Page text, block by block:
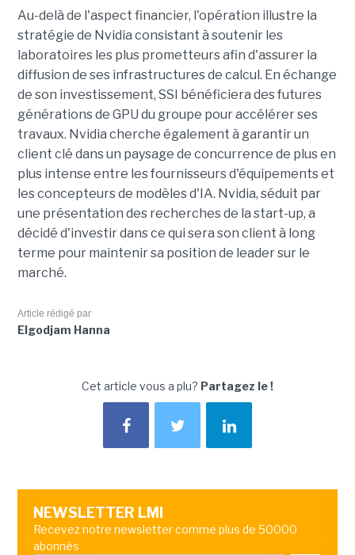
Au-delà de l'aspect financier, l'opération illustre la
stratégie de Nvidia consistant à soutenir les
laboratoires les plus prometteurs afin d'assurer la
diffusion de ses infrastructures de calcul. En échange
de son investissement, SSI bénéficiera des futures
générations de GPU du groupe pour accélérer ses
travaux. Nvidia cherche également à garantir un
client clé dans un paysage de concurrence de plus en
plus intense entre les fournisseurs d'équipements et
les concepteurs de modèles d'IA. Nvidia, séduit par
une présentation des recherches de la start-up, a
décidé d'investir dans ce qui sera son client à long
terme pour maintenir sa position de leader sur le
marché.
Article rédigé par
Elgodjam Hanna
Cet article vous a plu? Partagez le !
NEWSLETTER LMI
Recevez notre newsletter comme plus de 50000
abonnés